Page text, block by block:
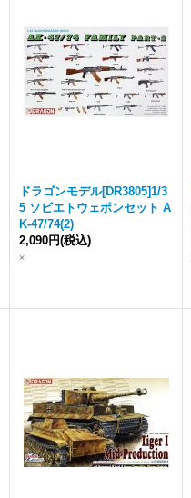
ドラゴンモデル[DR3805]1/3
5 ソビエトウェポンセット A
K-47/74(2)
2,090円(税込)
×